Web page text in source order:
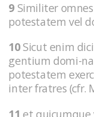
9 Similiter
potestatem vel
10Sicut enim
gentium domi-
potestatem
inter fratres (cfr.
11 et quicumque